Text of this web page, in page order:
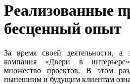
Реализованные
бесценный опыт
За время своей деятельности,
компания «Двери в
множество проектов. В этом
нынешним и будущим клиентам